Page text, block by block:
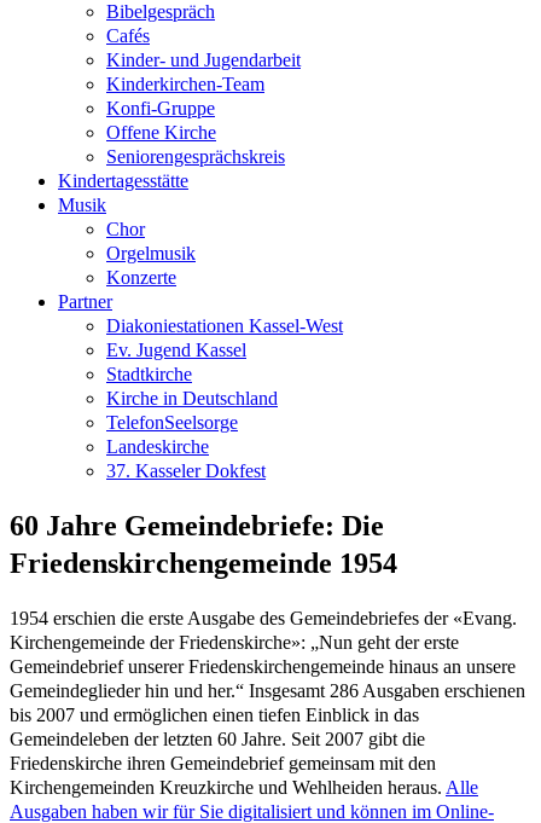
Bibelgespräch
Cafés
Kinder- und Jugendarbeit
Kinderkirchen-Team
Konfi-Gruppe
Offene Kirche
Seniorengesprächskreis
Kindertagesstätte
Musik
Chor
Orgelmusik
Konzerte
Partner
Diakoniestationen Kassel-West
Ev. Jugend Kassel
Stadtkirche
Kirche in Deutschland
TelefonSeelsorge
Landeskirche
37. Kasseler Dokfest
60 Jahre Gemeindebriefe: Die
Friedenskirchengemeinde 1954
1954 erschien die erste Ausgabe des Gemeindebriefes der «Evang.
Kirchengemeinde der Friedenskirche»: „Nun geht der erste
Gemeindebrief unserer Friedenskirchengemeinde hinaus an unsere
Gemeindeglieder hin und her.“ Insgesamt 286 Ausgaben erschienen
bis 2007 und ermöglichen einen tiefen Einblick in das
Gemeindeleben der letzten 60 Jahre. Seit 2007 gibt die
Friedenskirche ihren Gemeindebrief gemeinsam mit den
Kirchengemeinden Kreuzkirche und Wehlheiden heraus. Alle
Ausgaben haben wir für Sie digitalisiert und können im Online-